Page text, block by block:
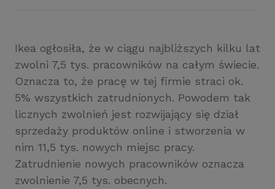
Ikea ogłosiła, że w ciągu najbliższych kilku lat
zwolni 7,5 tys. pracowników na całym świecie.
Oznacza to, że pracę w tej firmie straci ok.
5% wszystkich zatrudnionych. Powodem tak
licznych zwolnień jest rozwijający się dział
sprzedaży produktów online i stworzenia w
nim 11,5 tys. nowych miejsc pracy.
Zatrudnienie nowych pracowników oznacza
zwolnienie 7,5 tys. obecnych.